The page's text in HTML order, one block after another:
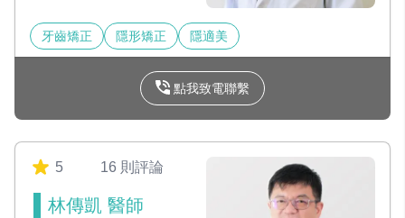
牙齒矯正 隱形矯正 隱適美
點我致電聯繫
5 16 則評論
林傳凱 醫師